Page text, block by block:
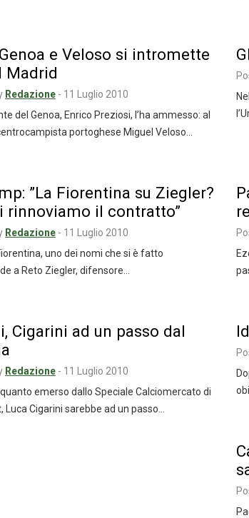
e Veloso si intromette
Madrid
Redazione - 11 Luglio 2010
del Genoa, Enrico Preziosi, l’ha ammesso: al
portoghese Miguel Veloso…
”La Fiorentina su Ziegler?
rinnoviamo il contratto”
Redazione - 11 Luglio 2010
uno dei nomi che si è fatto
a Reto Ziegler, difensore…
Cigarini ad un passo dal
Redazione - 11 Luglio 2010
emerso dallo Speciale Calciomercato di
Luca Cigarini sarebbe ad un passo…